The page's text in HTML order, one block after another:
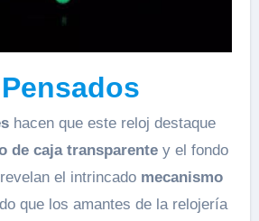
hacen que este reloj destaque
de caja transparentey el fondo
el intrincado mecanismo
que los amantes de la relojería